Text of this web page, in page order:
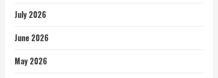
July 2026
June 2026
May 2026